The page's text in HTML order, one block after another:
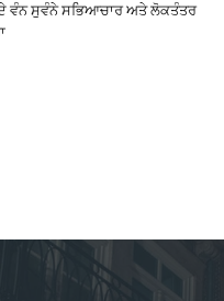
ਵੰਨ ਸੁਵੰਨੇ ਸਭਿਆਚਾਰ ਅਤੇ ਲੋਕਤੰਤਰ